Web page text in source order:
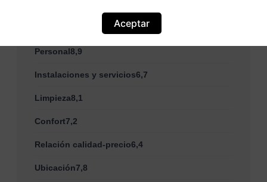
9 comentarios
Personal8,9
Instalaciones y servicios6,7
Limpieza8,1
Confort7,2
Relación calidad-precio6,4
Ubicación7,8
Aceptar